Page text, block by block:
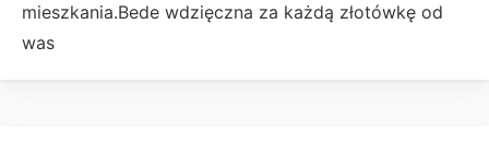
mieszkania.Bede wdzięczna za każdą złotówkę od
was